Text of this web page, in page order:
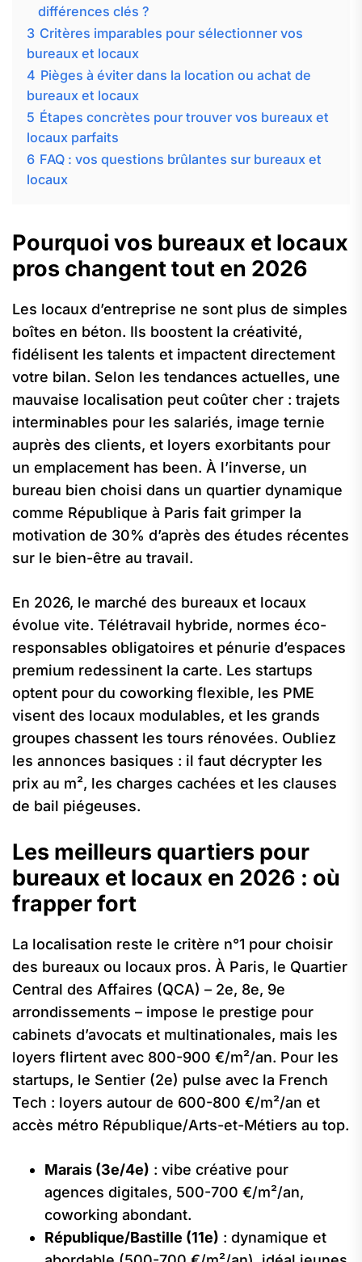
différences clés ?
3 Critères imparables pour sélectionner vos
bureaux et locaux
4 Pièges à éviter dans la location ou achat de
bureaux et locaux
5 Étapes concrètes pour trouver vos bureaux et
locaux parfaits
6 FAQ : vos questions brûlantes sur bureaux et
locaux
Pourquoi vos bureaux et locaux
pros changent tout en 2026
Les locaux d’entreprise ne sont plus de simples
boîtes en béton. Ils boostent la créativité,
fidélisent les talents et impactent directement
votre bilan. Selon les tendances actuelles, une
mauvaise localisation peut coûter cher : trajets
interminables pour les salariés, image ternie
auprès des clients, et loyers exorbitants pour
un emplacement has been. À l’inverse, un
bureau bien choisi dans un quartier dynamique
comme République à Paris fait grimper la
motivation de 30% d’après des études récentes
sur le bien-être au travail.
En 2026, le marché des bureaux et locaux
évolue vite. Télétravail hybride, normes éco-
responsables obligatoires et pénurie d’espaces
premium redessinent la carte. Les startups
optent pour du coworking flexible, les PME
visent des locaux modulables, et les grands
groupes chassent les tours rénovées. Oubliez
les annonces basiques : il faut décrypter les
prix au m², les charges cachées et les clauses
de bail piégeuses.
Les meilleurs quartiers pour
bureaux et locaux en 2026 : où
frapper fort
La localisation reste le critère n°1 pour choisir
des bureaux ou locaux pros. À Paris, le Quartier
Central des Affaires (QCA) – 2e, 8e, 9e
arrondissements – impose le prestige pour
cabinets d’avocats et multinationales, mais les
loyers flirtent avec 800-900 €/m²/an. Pour les
startups, le Sentier (2e) pulse avec la French
Tech : loyers autour de 600-800 €/m²/an et
accès métro République/Arts-et-Métiers au top.
Marais (3e/4e) : vibe créative pour
agences digitales, 500-700 €/m²/an,
coworking abondant.
République/Bastille (11e) : dynamique et